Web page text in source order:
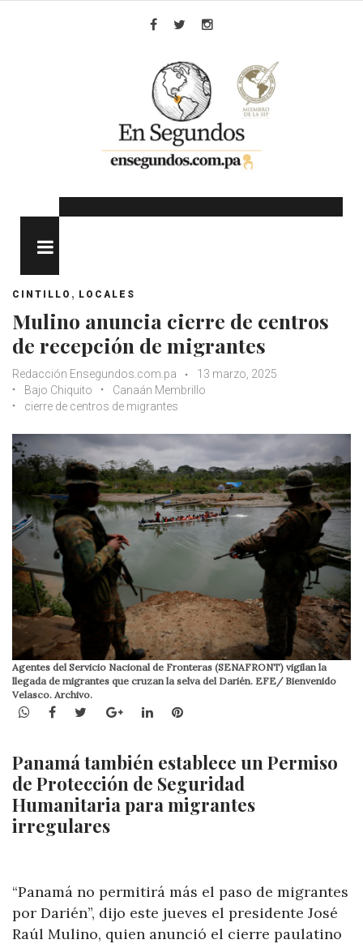
CINTILLO , LOCALES
Mulino anuncia cierre de centros
de recepción de migrantes
Redacción Ensegundos.com.pa
13 marzo, 2025
Bajo Chiquito
Canaán Membrillo
cierre de centros de migrantes
Agentes del Servicio Nacional de Fronteras (SENAFRONT) vigilan la
llegada de migrantes que cruzan la selva del Darién. EFE/ Bienvenido
Velasco. Archivo.
WhatsApp
Facebook
TwitterGoogle+LinkedInPinterest
Panamá también establece un Permiso
de Protección de Seguridad
Humanitaria para migrantes
irregulares
“Panamá no permitirá más el paso de migrantes
por Darién”, dijo este jueves el presidente José
Raúl Mulino, quien anunció el cierre paulatino